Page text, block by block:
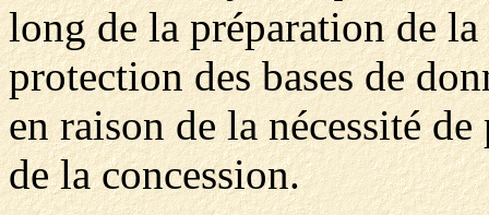
long de la préparation de
protection des bases de
en raison de la nécessité
de la concession.